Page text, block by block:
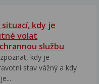
situací, kdy je
volat
službu
kdy je
stav vážný a kdy